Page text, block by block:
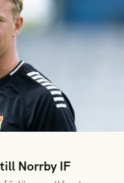
Norrby IF